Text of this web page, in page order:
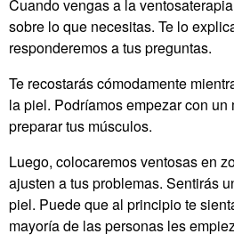
Cuando vengas a la
sobre lo que necesitas. Te lo
responderemos a tus preguntas.
Te recostarás cómodamente
la piel. Podríamos empezar con
preparar tus músculos.
Luego, colocaremos ventosas en
ajusten a tus problemas. Sentirás
piel. Puede que al principio te
mayoría de las personas les